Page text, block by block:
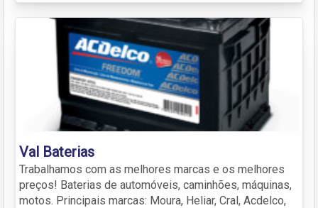
Val Baterias
Trabalhamos com as melhores marcas e os melhores
preços! Baterias de automóveis, caminhões, máquinas,
motos. Principais marcas: Moura, Heliar, Cral, Acdelco,